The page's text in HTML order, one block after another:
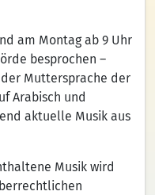
am Montag ab 9 Uhr
besprochen –
Muttersprache der
Arabisch und
aktuelle Musik aus
Musik wird